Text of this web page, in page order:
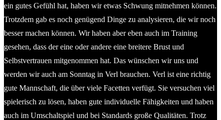
ein gutes Gefühl hat, haben wir etwas Schwung mitnehmen können.
Trotzdem gab es noch genügend Dinge zu analysieren, die wir noch
besser machen können. Wir haben aber eben auch im Training
gesehen, dass der eine oder andere eine breitere Brust und
Selbstvertrauen mitgenommen hat. Das wünschen wir uns und
werden wir auch am Sonntag in Verl brauchen. Verl ist eine richtig
gute Mannschaft, die über viele Facetten verfügt. Sie versuchen viel
spielerisch zu lösen, haben gute individuelle Fähigkeiten und haben
auch im Umschaltspiel und bei Standards große Qualitäten. Trotz